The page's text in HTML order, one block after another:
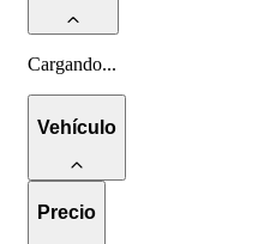
Cargando...
Vehículo
Precio